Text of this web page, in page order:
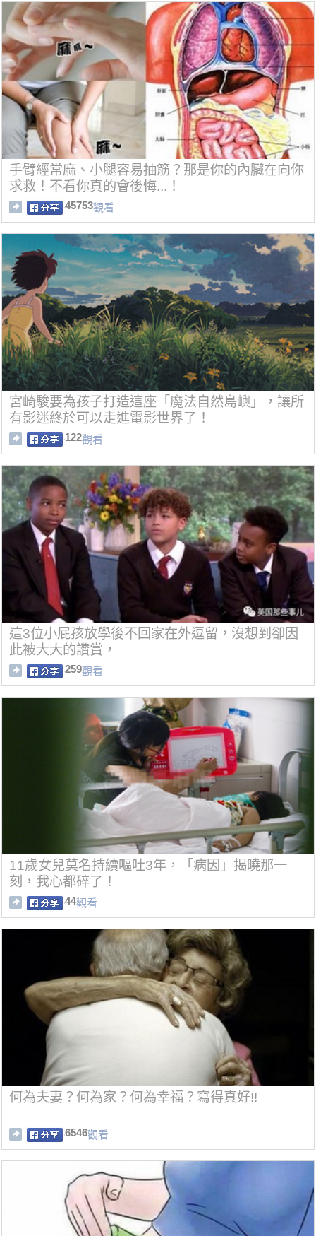
手臂經常麻、小腿容易抽筋？那是你的內臟在向你
求救！不看你真的會後悔...！
45753觀看
宮崎駿要為孩子打造這座「魔法自然島嶼」，讓所
有影迷終於可以走進電影世界了！
122觀看
這3位小屁孩放學後不回家在外逗留，沒想到卻因
此被大大的讚賞，
259觀看
11歲女兒莫名持續嘔吐3年，「病因」揭曉那一
刻，我心都碎了！
44觀看
何為夫妻？何為家？何為幸福？寫得真好!!
6546觀看